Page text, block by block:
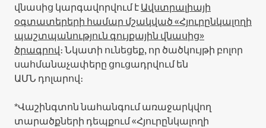
վնասից կարգավորվում էԱվստրալիայի
օգտատերերի համար մշակված «Հյուրընկալողի
պաշտպանություն գույքային վնասից»
ծրագրով։ Նկատի ունեցեք, որ ծածկույթի բոլոր
սահմանաչափերը ցուցադրվում են
ԱՄՆ դոլարով։
*Վաշինգտոն նահանգում առաջարկվող
տարածքների դեպքում «Հյուրընկալողի